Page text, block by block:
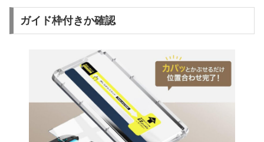
ガイド枠付きか確認